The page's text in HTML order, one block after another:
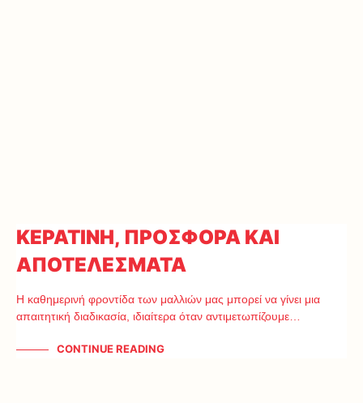
ΚΕΡΑΤΙΝΗ, ΠΡΟΣΦΟΡΑ ΚΑΙ
ΑΠΟΤΕΛΕΣΜΑΤΑ
Η καθημερινή φροντίδα των μαλλιών μας μπορεί να γίνει μια
απαιτητική διαδικασία, ιδιαίτερα όταν αντιμετωπίζουμε…
CONTINUE READING